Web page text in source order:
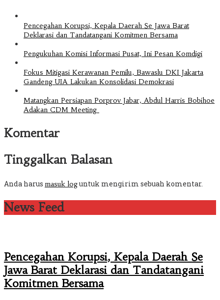
Pencegahan Korupsi, Kepala Daerah Se Jawa Barat
Deklarasi dan Tandatangani Komitmen Bersama
Pengukuhan Komisi Informasi Pusat, Ini Pesan Komdigi
Fokus Mitigasi Kerawanan Pemilu, Bawaslu DKI Jakarta
Gandeng UIA Lakukan Konsolidasi Demokrasi
Matangkan Persiapan Porprov Jabar, Abdul Harris Bobihoe
Adakan CDM Meeting
Komentar
Tinggalkan Balasan
Anda harus masuk loguntuk mengirim sebuah komentar.
News Feed
Pencegahan Korupsi, Kepala Daerah Se
Jawa Barat Deklarasi dan Tandatangani
Komitmen Bersama